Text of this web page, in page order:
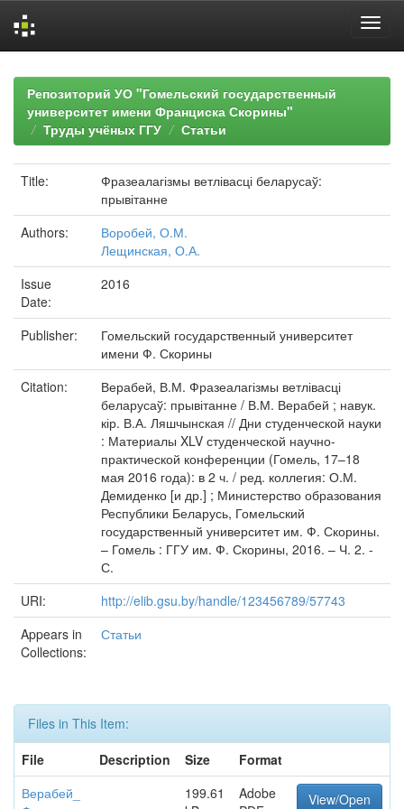
navigationРепозиторий УО "Гомельский государственный
университет имени Франциска Скорины"
Труды учёных ГГУ
Статьи
Title:
Фразеалагізмы ветлівасці беларусаў:
прывітанне
Authors:
Воробей, О.М.
Лещинская, О.А.
Issue
Date:
2016
Publisher:
Гомельский государственный университет
имени Ф. Скорины
Citation:
Верабей, В.М. Фразеалагізмы ветлівасці
беларусаў: прывітанне / В.М. Верабей ; навук.
кір. В.А. Ляшчынская // Дни студенческой науки
: Материалы XLV студенческой научно-
практической конференции (Гомель, 17–18
мая 2016 года): в 2 ч. / ред. коллегия: О.М.
Демиденко [и др.] ; Министерство образования
Республики Беларусь, Гомельский
государственный университет им. Ф. Скорины.
– Гомель : ГГУ им. Ф. Скорины, 2016. – Ч. 2. -
С.
URI:
http://elib.gsu.by/handle/123456789/57743
Appears in
Collections:
Статьи
Files in This Item:
File
Description Size
Format
Верабей_
199.61
Adobe
View/Open